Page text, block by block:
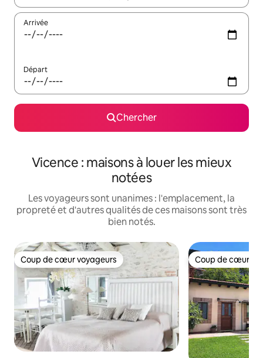
Arrivée
Départ
Chercher
Vicence : maisons à louer les mieux
notées
Les voyageurs sont unanimes : l'emplacement, la
propreté et d'autres qualités de ces maisons sont très
bien notés.
Coup de cœur voyageurs
Coup de cœur voyageurs Coup de cœur
Coup de cœur